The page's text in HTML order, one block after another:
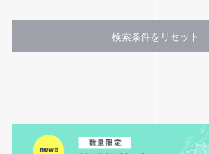
検索条件をリセット